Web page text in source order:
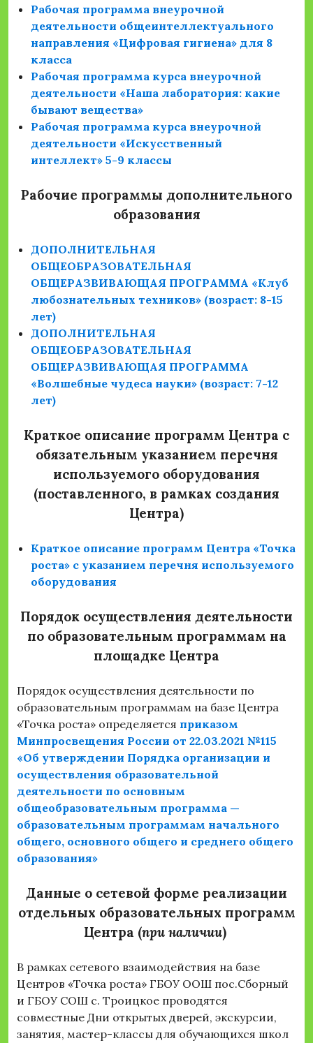
Рабочая программа внеурочной
деятельности общеинтеллектуального
направления «Цифровая гигиена» для 8
класса
Рабочая программа курса внеурочной
деятельности «Наша лаборатория: какие
бывают вещества»
Рабочая программа курса внеурочной
деятельности «Искусственный
интеллект» 5-9 классы
Рабочие программы дополнительного
образования
ДОПОЛНИТЕЛЬНАЯ
ОБЩЕОБРАЗОВАТЕЛЬНАЯ
ОБЩЕРАЗВИВАЮЩАЯ ПРОГРАММА «Клуб
любознательных техников» (возраст: 8-15
лет)
ДОПОЛНИТЕЛЬНАЯ
ОБЩЕОБРАЗОВАТЕЛЬНАЯ
ОБЩЕРАЗВИВАЮЩАЯ ПРОГРАММА
«Волшебные чудеса науки» (возраст: 7-12
лет)
Краткое описание программ Центра с
обязательным указанием перечня
используемого оборудования
(поставленного, в рамках создания
Центра)
Краткое описание программ Центра «Точка
роста» с указанием перечня используемого
оборудования
Порядок осуществления деятельности
по образовательным программам на
площадке Центра
Порядок осуществления деятельности по
образовательным программам на базе Центра
«Точка роста» определяется приказом
Минпросвещения России от 22.03.2021 №115
«Об утверждении Порядка организации и
осуществления образовательной
деятельности по основным
общеобразовательным программа —
образовательным программам начального
общего, основного общего и среднего общего
образования»
Данные о сетевой форме реализации
отдельных образовательных программ
Центра (при наличии)
В рамках сетевого взаимодействия на базе
Центров «Точка роста» ГБОУ ООШ пос.Сборный
и ГБОУ СОШ с. Троицкое проводятся
совместные Дни открытых дверей, экскурсии,
занятия, мастер-классы для обучающихся школ